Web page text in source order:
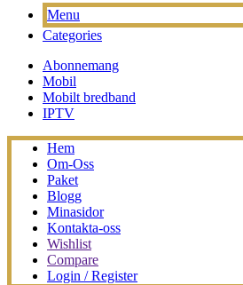
Menu
Categories
Abonnemang
Mobil
Mobilt bredband
IPTV
Hem
Om-Oss
Paket
Blogg
Minasidor
Kontakta-oss
Wishlist
Compare
Login / Register